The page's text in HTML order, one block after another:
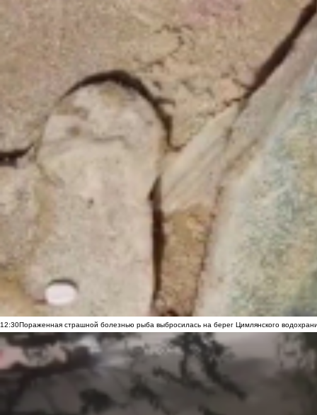
12:30Пораженная страшной болезнью рыба выбросилась на берег Цимлянского